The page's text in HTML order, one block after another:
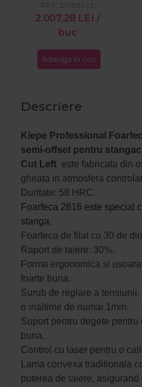
2.007,28 LEI /
buc
PRP: 2.112,93 LEI
Adauga in cos
Descriere
Kiepe Professional
semi-offset pentru
Cut Left este fabricata din
gheata in atmosfera
Duritate: 58 HRC.
Foarfeca 2816 este special
stanga.
Foarfeca de filat cu 30 de
Raport de taiere: 30%.
Forma ergonomica si
foarte buna.
Surub de reglare a
o inaltime de numai 1mm.
Suport pentru degete
buna.
Control cu laser pentru o
Lama convexa traditionala
puterea de taiere,